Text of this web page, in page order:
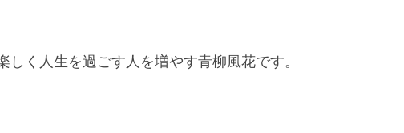
しく人生を過ごす人を増やす青柳風花です。